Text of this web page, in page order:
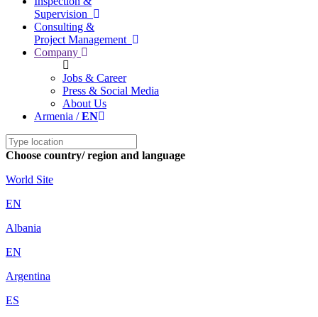
Supervision
Consulting &
Project Management
Company
Jobs & Career
Press & Social Media
About Us
Armenia /EN
Choose country/ region and language
World Site
EN
Albania
EN
Argentina
ES